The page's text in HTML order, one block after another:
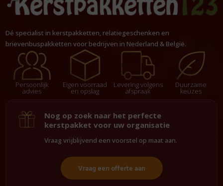
Dé specialist in kerstpakketten, relatiegeschenken en
brievenbuspakketten voor bedrijven in Nederland & België.
Persoonlijk
advies
Eigen voorraad
en opslag
Levering volgens
afspraak
Duurzame
keuzes
Nog op zoek naar het perfecte
kerstpakket voor uw organisatie
Vraag vrijblijvend een voorstel op maat aan.
Vraag een offerte aan